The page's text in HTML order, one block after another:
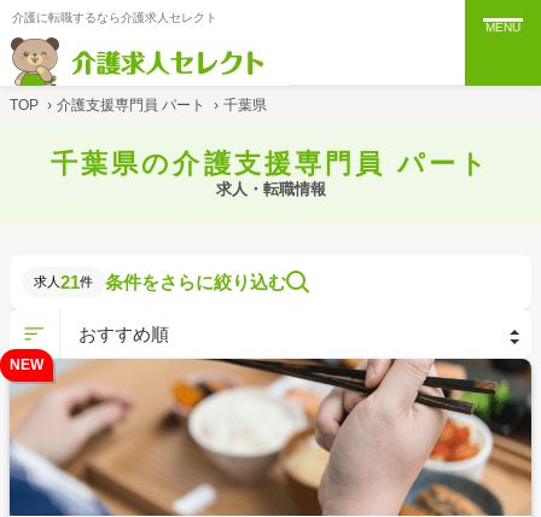
介護に転職するなら介護求人セレクト
MENU
TOP › 介護支援専門員 パート › 千葉県
千葉県の介護支援専門員 パート
求人・転職情報
求人 21件 条件をさらに絞り込む
NEW